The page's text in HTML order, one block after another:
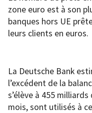
zone euro est à son
banques hors UE
leurs clients en euros.
La Deutsche Bank
l’excédent de la
s’élève à 455
mois, sont utilisés à